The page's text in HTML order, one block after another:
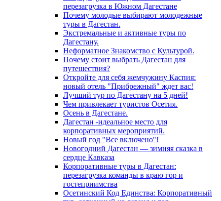
перезагрузка в Южном Дагестане
Почему молодые выбирают молодежные
туры в Дагестан.
Экстремальные и активные туры по
Дагестану.
Неформатное Знакомство с Культурой.
Почему стоит выбрать Дагестан для
путешествия?
Откройте для себя жемчужину Каспия:
новый отель "Прибрежный" ждет вас!
Лучший тур по Дагестану на 5 дней!
Чем привлекает туристов Осетия.
Осень в Дагестане.
Дагестан -идеальное место для
корпоративных мероприятий.
Новый год "Все включено"!
Новогодний Дагестан — зимняя сказка в
сердце Кавказа
Корпоративные туры в Дагестан:
перезагрузка команды в краю гор и
гостеприимства
Осетинский Код Единства: Корпоративный